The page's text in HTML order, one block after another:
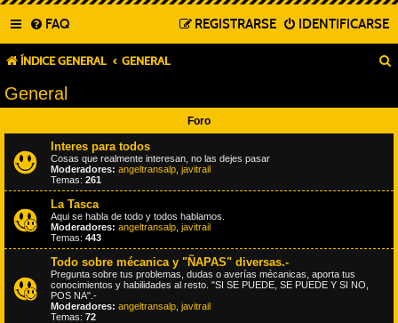
FAQ IDENTIFICARSE
REGISTRARSE
ÍNDICE GENERAL GENERAL
General
Foro
Interes para todos
Cosas que realmente interesan, no las dejes pasar
Moderadores: angeltransalp javitrail
Temas: 261
La Tasca
Aqui se habla de todo y todos hablamos.
Moderadores: angeltransalp javitrail
Temas: 443
Todo sobre mécanica y "ÑAPAS" diversas.-
Pregunta sobre tus problemas, dudas o averías mécanicas, aporta tus
conocimientos y habilidades al resto. "SI SE PUEDE, SE PUEDE Y SI NO,
POS NA".-
Moderadores: angeltransalp javitrail
Temas: 72